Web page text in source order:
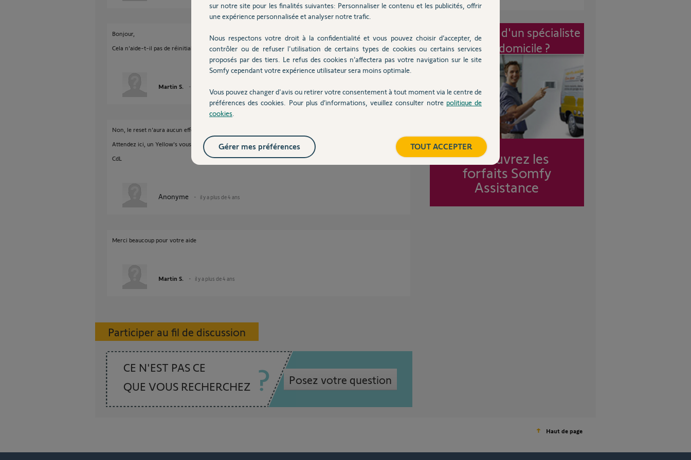
Bonjour,
Cela n'aide-t-il pas de réinitialiser complètement la boîte ?
Martin S.
Non, le reset n'aura aucun effet.
Attendez ici, un Yellow's vous apportera une réponse.
CdL
Anonyme il y a plus de 4 ans
Merci beaucoup pour votre aide
Martin S. il y a plus de 4 ans
Participer au fil de discussion
CE N'EST PAS CE
QUE VOUS RECHERCHEZ
Posez votre question
Intervention d'un spécialiste
à mon domicile ?
Découvrez les
forfaits Somfy
Assistance
Haut de page
sur notre site pour les finalités suivantes: Personnaliser le contenu et les publicités, offrir
une expérience personnalisée et analyser notre trafic.
Nous respectons votre droit à la confidentialité et vous pouvez choisir d’accepter, de
contrôler ou de refuser l'utilisation de certains types de cookies ou certains services
proposés par des tiers. Le refus des cookies n’affectera pas votre navigation sur le site
Somfy cependant votre expérience utilisateur sera moins optimale.
Vous pouvez changer d'avis ou retirer votre consentement à tout moment via le centre de
préférences des cookies. Pour plus d’informations, veuillez consulter notre politique de
cookies
TOUT ACCEPTER
Gérer mes préférences